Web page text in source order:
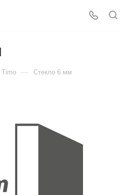
Timo — Стекло 6 мм